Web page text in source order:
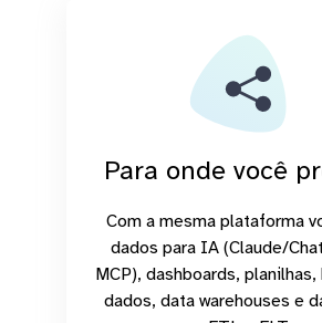
Para onde você
Com a mesma plataforma
dados para IA (Claude/
MCP), dashboards,
dados, data warehouses e